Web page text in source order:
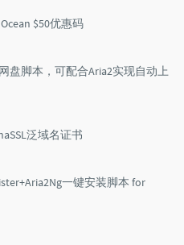
$50优惠码
盘脚本，可配合Aria2实现自动上
泛域名证书
一键安装脚本 for